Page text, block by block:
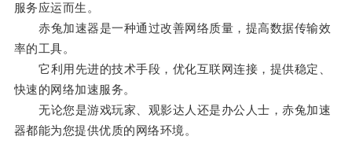
服务应运而生。
赤兔加速器是一种通过改善网络质量，提高数据传输效
率的工具。
它利用先进的技术手段，优化互联网连接，提供稳定、
快速的网络加速服务。
无论您是游戏玩家、观影达人还是办公人士，赤兔加速
器都能为您提供优质的网络环境。